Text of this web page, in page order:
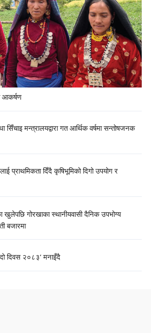
आकर्षण
मन्त्रालयद्वारा गत आर्थिक वर्षमा सन्तोषजनक
प्राथमिकता दिँदै कृषिभूमिको दिगो उपयोग र
खुलेपछि गोरखाका स्थानीयवासी दैनिक उपभोग्य
बजारमा
दिवस २०८३’ मनाइँदै